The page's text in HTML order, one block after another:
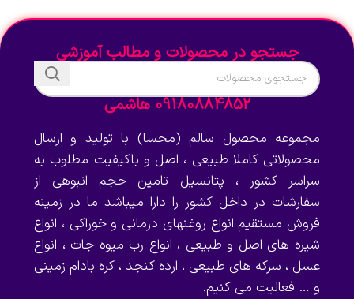
جستجو در محصولات و مطالب آموزشی
09180884852 هاشمی
مجموعه محصول سالم (محسا) با تولید و ارسال
محصولاتی کاملا طبیعی ، اصل و باکیفیت مطلوب به
سراسر کشور ، پتانسیل تامین حجم انبوهی از
سفارشات در داخل کشور را دارا میباشد ما در زمینه
فروش مستقیم انواع روغنهای درمانی و خوراکی ، انواع
شیره های اصل و طبیعی ، انواع رب میوه جات ، انواع
عسل ، سرکه های طبیعی ، ارده کنجد ، کره بادام زمینی
و … فعالیت می کنیم.